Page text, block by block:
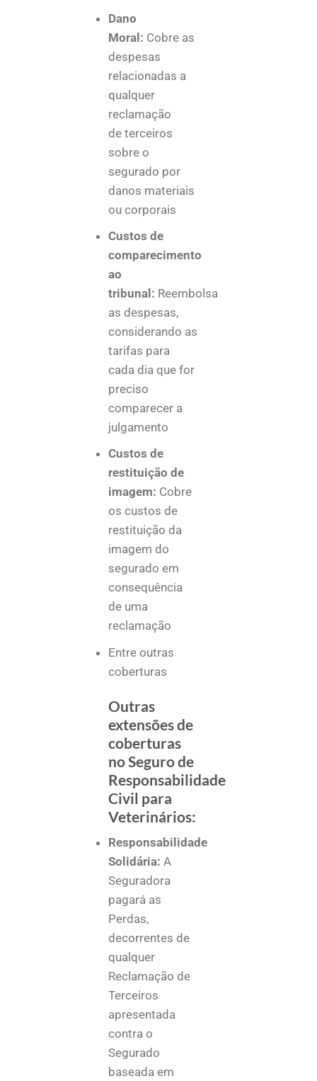
Dano
Moral: Cobre as
despesas
relacionadas a
qualquer
reclamação
de terceiros
sobre o
segurado por
danos materiais
ou corporais
Custos de
comparecimento
ao
tribunal: Reembolsa
as despesas,
considerando as
tarifas para
cada dia que for
preciso
comparecer a
julgamento
Custos de
restituição de
imagem: Cobre
os custos de
restituição da
imagem do
segurado em
consequência
de uma
reclamação
Entre outras
coberturas
Outras
extensões de
coberturas
no Seguro de
Responsabilidade
Civil para
Veterinários:
Responsabilidade
Solidária: A
Seguradora
pagará as
Perdas,
decorrentes de
qualquer
Reclamação de
Terceiros
apresentada
contra o
Segurado
baseada em